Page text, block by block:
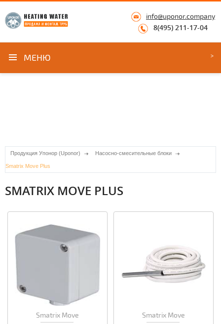
info@uponor.company
8(495) 211-17-04
МЕНЮ
Продукция Упонор (Uponor) Насосно-смесительные блоки
Smatrix Move Plus
SMATRIX MOVE PLUS
Smatrix Move Smatrix Move